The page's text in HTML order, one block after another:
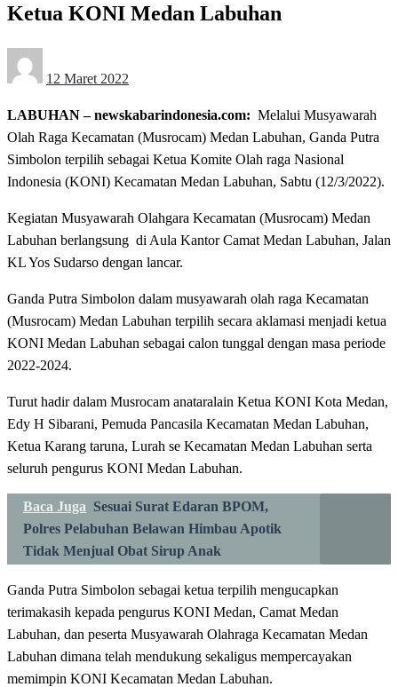
Ketua KONI Medan Labuhan
on
12 Maret 2022
LABUHAN – newskabarindonesia.com: Melalui Musyawarah
Olah Raga Kecamatan (Musrocam) Medan Labuhan, Ganda Putra
Simbolon terpilih sebagai Ketua Komite Olah raga Nasional
Indonesia (KONI) Kecamatan Medan Labuhan, Sabtu (12/3/2022).
Kegiatan Musyawarah Olahgara Kecamatan (Musrocam) Medan
Labuhan berlangsung di Aula Kantor Camat Medan Labuhan, Jalan
KL Yos Sudarso dengan lancar.
Ganda Putra Simbolon dalam musyawarah olah raga Kecamatan
(Musrocam) Medan Labuhan terpilih secara aklamasi menjadi ketua
KONI Medan Labuhan sebagai calon tunggal dengan masa periode
2022-2024.
Turut hadir dalam Musrocam anataralain Ketua KONI Kota Medan,
Edy H Sibarani, Pemuda Pancasila Kecamatan Medan Labuhan,
Ketua Karang taruna, Lurah se Kecamatan Medan Labuhan serta
seluruh pengurus KONI Medan Labuhan.
Baca Juga Sesuai Surat Edaran BPOM,
Polres Pelabuhan Belawan Himbau Apotik
Tidak Menjual Obat Sirup Anak
Ganda Putra Simbolon sebagai ketua terpilih mengucapkan
terimakasih kepada pengurus KONI Medan, Camat Medan
Labuhan, dan peserta Musyawarah Olahraga Kecamatan Medan
Labuhan dimana telah mendukung sekaligus mempercayakan
memimpin KONI Kecamatan Medan Labuhan.